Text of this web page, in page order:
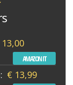
AMAZON IT
€ 13,99